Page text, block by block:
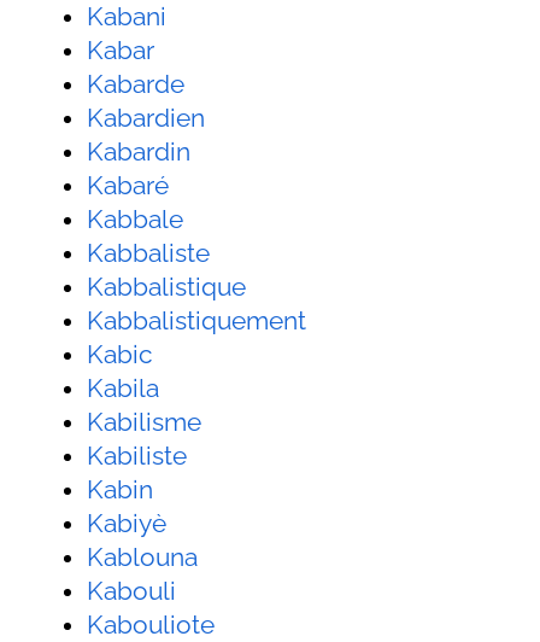
Kabani
Kabar
Kabarde
Kabardien
Kabardin
Kabaré
Kabbale
Kabbaliste
Kabbalistique
Kabbalistiquement
Kabic
Kabila
Kabilisme
Kabiliste
Kabin
Kabiyè
Kablouna
Kabouli
Kabouliote